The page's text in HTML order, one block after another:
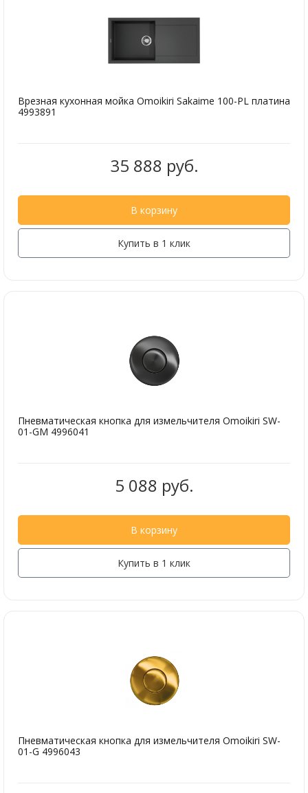
Врезная кухонная мойка Omoikiri Sakaime 100-PL платина
4993891
35 888 руб.
В корзину
Купить в 1 клик
Пневматическая кнопка для измельчителя Omoikiri SW-
01-GM 4996041
5 088 руб.
В корзину
Купить в 1 клик
Пневматическая кнопка для измельчителя Omoikiri SW-
01-G 4996043